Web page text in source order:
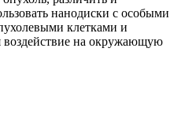
нанодиски с особыми
клетками и
воздействие на окружающую